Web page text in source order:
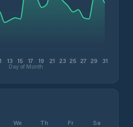
13 15 17 19 21 23 25 27 29 31
Day of Month
We Th Fr Sa